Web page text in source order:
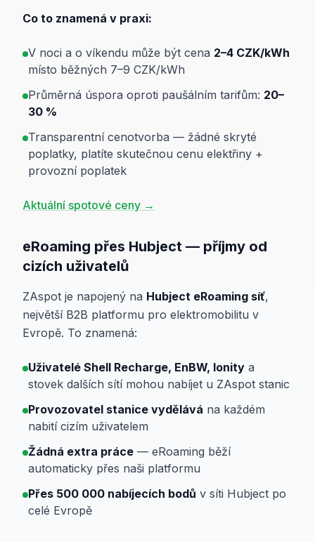
Co to znamená v praxi:
V noci a o víkendu může být cena 2–4 CZK/kWh
místo běžných 7–9 CZK/kWh
Průměrná úspora oproti paušálním tarifům: 20–
30 %
Transparentní cenotvorba — žádné skryté
poplatky, platíte skutečnou cenu elektřiny +
provozní poplatek
Aktuální spotové ceny →
eRoaming přes Hubject — příjmy od
cizích uživatelů
ZAspot je napojený na Hubject eRoaming síť,
největší B2B platformu pro elektromobilitu v
Evropě. To znamená:
Uživatelé Shell Recharge, EnBW, Ionity a
stovek dalších sítí mohou nabíjet u ZAspot stanic
Provozovatel stanice vydělává na každém
nabití cizím uživatelem
Žádná extra práce — eRoaming běží
automaticky přes naši platformu
Přes 500 000 nabíjecích bodů v síti Hubject po
celé Evropě